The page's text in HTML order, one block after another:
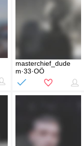
masterchief_dude
m·33·OÖ